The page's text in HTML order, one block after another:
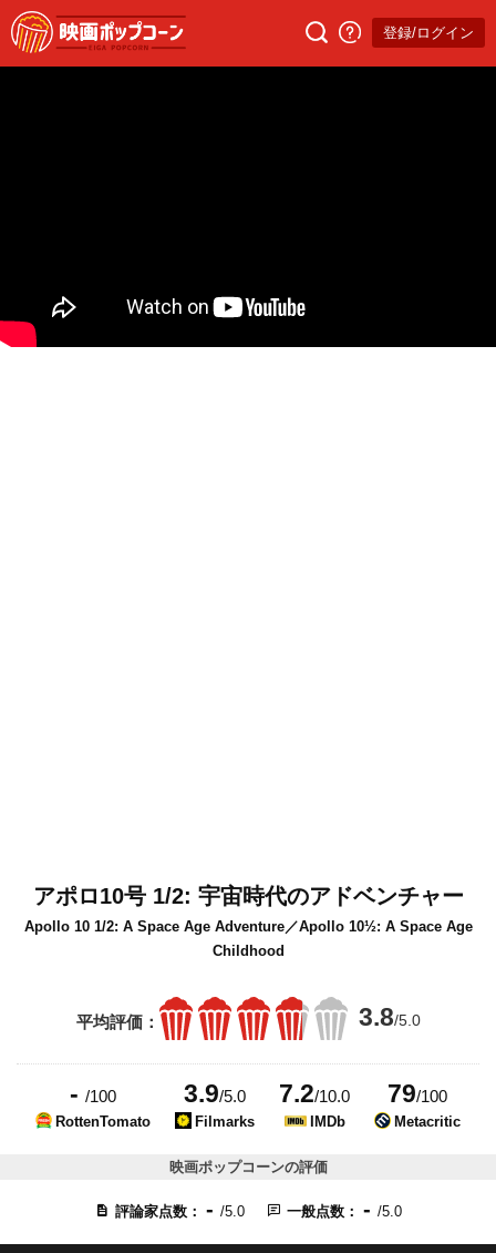
登録/ログイン
アポロ10号 1/2: 宇宙時代のアドベンチャー
Apollo 10 1/2: A Space Age Adventure／Apollo 10½: A Space Age
Childhood
平均評価： 3.8/5.0
- /100
RottenTomato
3.9/5.0
Filmarks
7.2/10.0
IMDb
79/100
Metacritic
映画ポップコーンの評価
評論家点数： - /5.0 一般点数： - /5.0